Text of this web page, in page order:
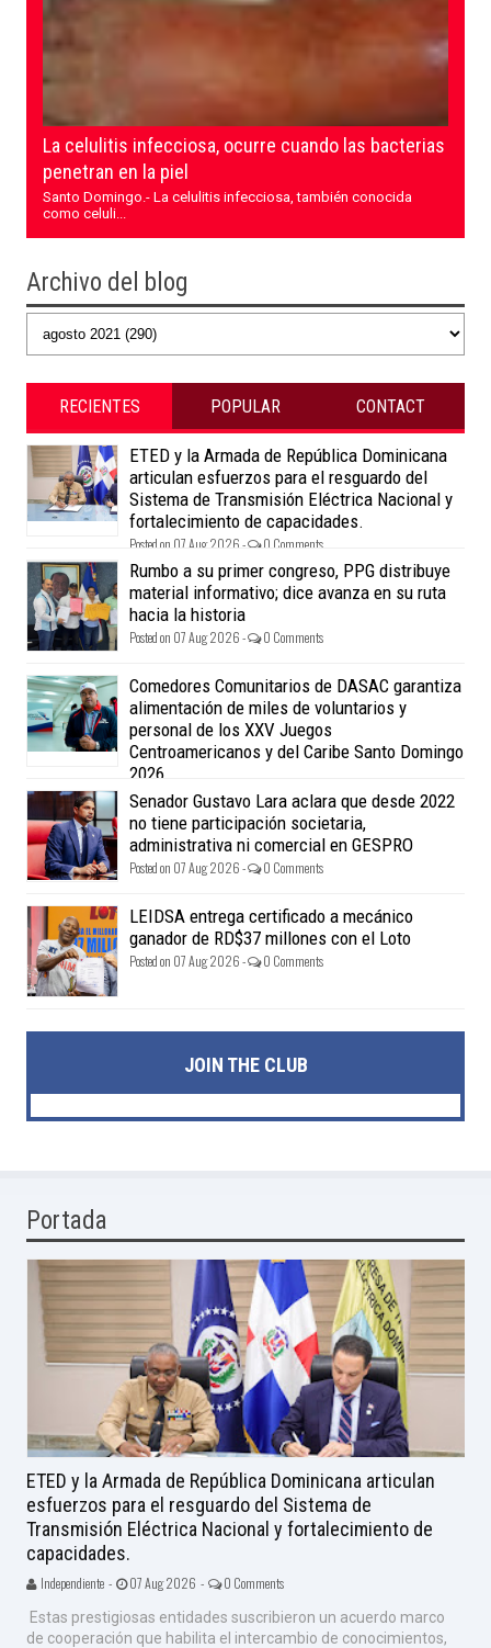
La celulitis infecciosa, ocurre cuando las bacterias
penetran en la piel
Santo Domingo.- La celulitis infecciosa, también conocida
como celuli...
Archivo del blog
RECIENTES POPULAR CONTACT
ETED y la Armada de República Dominicana
articulan esfuerzos para el resguardo del
Sistema de Transmisión Eléctrica Nacional y
fortalecimiento de capacidades.
Posted on 07 Aug 2026 - 0 Comments
Rumbo a su primer congreso, PPG distribuye
material informativo; dice avanza en su ruta
hacia la historia
Posted on 07 Aug 2026 - 0 Comments
Comedores Comunitarios de DASAC garantiza
alimentación de miles de voluntarios y
personal de los XXV Juegos
Centroamericanos y del Caribe Santo Domingo
2026
Posted on 07 Aug 2026 - 0 Comments
Senador Gustavo Lara aclara que desde 2022
no tiene participación societaria,
administrativa ni comercial en GESPRO
Posted on 07 Aug 2026 - 0 Comments
LEIDSA entrega certificado a mecánico
ganador de RD$37 millones con el Loto
Posted on 07 Aug 2026 - 0 Comments
JOIN THE CLUB
Portada
ETED y la Armada de República Dominicana articulan
esfuerzos para el resguardo del Sistema de
Transmisión Eléctrica Nacional y fortalecimiento de
capacidades.
Independiente - 07 Aug 2026 - 0 Comments
Estas prestigiosas entidades suscribieron un acuerdo marco
de cooperación que habilita el intercambio de conocimientos,